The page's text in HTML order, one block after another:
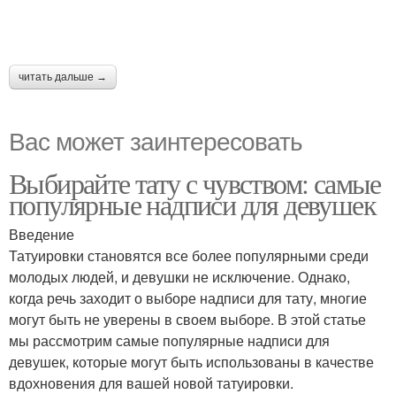
читать дальше →
Вас может заинтересовать
Выбирайте тату с чувством: самые
популярные надписи для девушек
Введение
Татуировки становятся все более популярными среди
молодых людей, и девушки не исключение. Однако,
когда речь заходит о выборе надписи для тату, многие
могут быть не уверены в своем выборе. В этой статье
мы рассмотрим самые популярные надписи для
девушек, которые могут быть использованы в качестве
вдохновения для вашей новой татуировки.